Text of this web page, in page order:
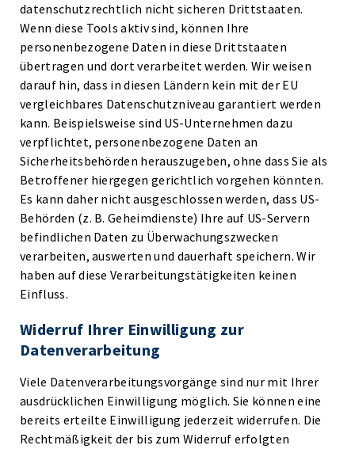
datenschutzrechtlich nicht sicheren Drittstaaten.
Wenn diese Tools aktiv sind, können Ihre
personenbezogene Daten in diese Drittstaaten
übertragen und dort verarbeitet werden. Wir weisen
darauf hin, dass in diesen Ländern kein mit der EU
vergleichbares Datenschutzniveau garantiert werden
kann. Beispielsweise sind US-Unternehmen dazu
verpflichtet, personenbezogene Daten an
Sicherheitsbehörden herauszugeben, ohne dass Sie als
Betroffener hiergegen gerichtlich vorgehen könnten.
Es kann daher nicht ausgeschlossen werden, dass US-
Behörden (z. B. Geheimdienste) Ihre auf US-Servern
befindlichen Daten zu Überwachungszwecken
verarbeiten, auswerten und dauerhaft speichern. Wir
haben auf diese Verarbeitungstätigkeiten keinen
Einfluss.
Widerruf Ihrer Einwilligung zur
Datenverarbeitung
Viele Datenverarbeitungsvorgänge sind nur mit Ihrer
ausdrücklichen Einwilligung möglich. Sie können eine
bereits erteilte Einwilligung jederzeit widerrufen. Die
Rechtmäßigkeit der bis zum Widerruf erfolgten